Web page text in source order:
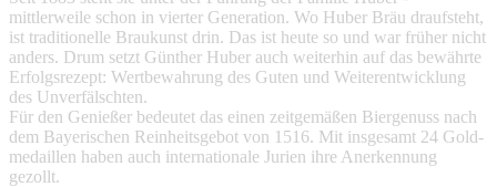
mittlerweile schon in vierter Generation. Wo Huber Bräu draufsteht,
ist traditionelle Braukunst drin. Das ist heute so und war früher nicht
anders. Drum setzt Günther Huber auch weiterhin auf das bewährte
Erfolgsrezept: Wertbewahrung des Guten und Weiterentwicklung
des Unverfälschten.
Für den Genießer bedeutet das einen zeitgemäßen Biergenuss nach
dem Bayerischen Reinheitsgebot von 1516. Mit insgesamt 24 Gold-
medaillen haben auch internationale Jurien ihre Anerkennung
gezollt.